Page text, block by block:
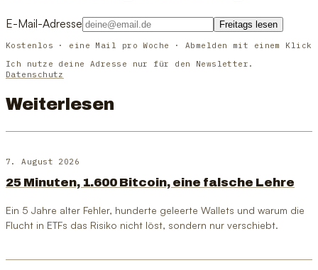
E-Mail-Adresse Freitags lesen
Kostenlos · eine Mail pro Woche · Abmelden mit einem Klick
Ich nutze deine Adresse nur für den Newsletter.
Datenschutz
Weiterlesen
7. August 2026
25 Minuten, 1.600 Bitcoin, eine falsche Lehre
Ein 5 Jahre alter Fehler, hunderte geleerte Wallets und warum die
Flucht in ETFs das Risiko nicht löst, sondern nur verschiebt.